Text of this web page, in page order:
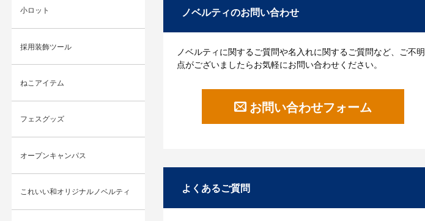
ノベルティのお問い合わせ
ノベルティに関するご質問や名入れに関するご質問など、ご不明
点がございましたらお気軽にお問い合わせください。
お問い合わせフォーム
よくあるご質問
小ロット
採用装飾ツール
ねこアイテム
フェスグッズ
オープンキャンパス
これいい和オリジナルノベルティ